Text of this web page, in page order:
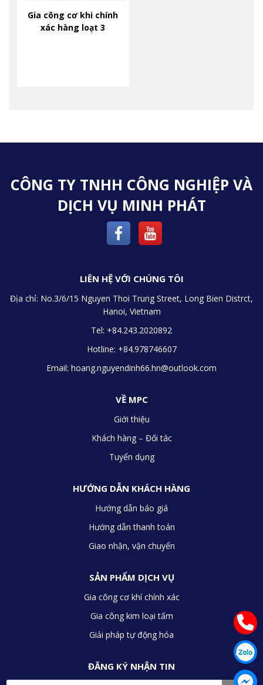
Gia công cơ khi chính
xác hàng loạt 3
CÔNG TY TNHH CÔNG NGHIỆP VÀ
DỊCH VỤ MINH PHÁT
LIÊN HỆ VỚI CHÚNG TÔI
Địa chỉ: No.3/6/15 Nguyen Thoi Trung Street, Long Bien Distrct,
Hanoi, Vietnam
Tel: +84.243.2020892
Hotline: +84.978746607
Email: hoang.nguyendinh66.hn@outlook.com
VỀ MPC
Giới thiệu
Khách hàng – Đối tác
Tuyển dụng
HƯỚNG DẪN KHÁCH HÀNG
Hướng dẫn báo giá
Hướng dẫn thanh toán
Giao nhận, vận chuyển
SẢN PHẨM DỊCH VỤ
Gia công cơ khí chính xác
Gia công kim loại tấm
Giải pháp tự động hóa
ĐĂNG KÝ NHẬN TIN